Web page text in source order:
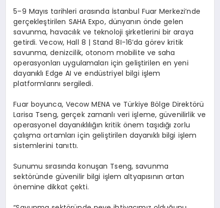
5–9 Mayıs tarihleri arasında İstanbul Fuar Merkezi’nde
gerçekleştirilen SAHA Expo, dünyanın önde gelen
savunma, havacılık ve teknoloji şirketlerini bir araya
getirdi.Vecow,Hall 8 | Stand 8I-16’da görev kritik
savunma, denizcilik, otonom mobilite ve saha
operasyonları uygulamaları için geliştirilen en yeni
dayanıklıEdge AI ve endüstriyel bilgi işlem
platformlarını sergiledi.
Fuar boyunca, VecowMENA ve Türkiye Bölge Direktörü
Larisa Tseng, gerçek zamanlı veri işleme, güvenilirlik ve
operasyonel dayanıklılığın kritik önem taşıdığı zorlu
çalışma ortamları için geliştirilen dayanıklı bilgi işlem
sistemlerini tanıttı.
Sunumu sırasında konuşan Tseng, savunma
sektöründe güvenilir bilgi işlem altyapısının artan
önemine dikkat çekti.